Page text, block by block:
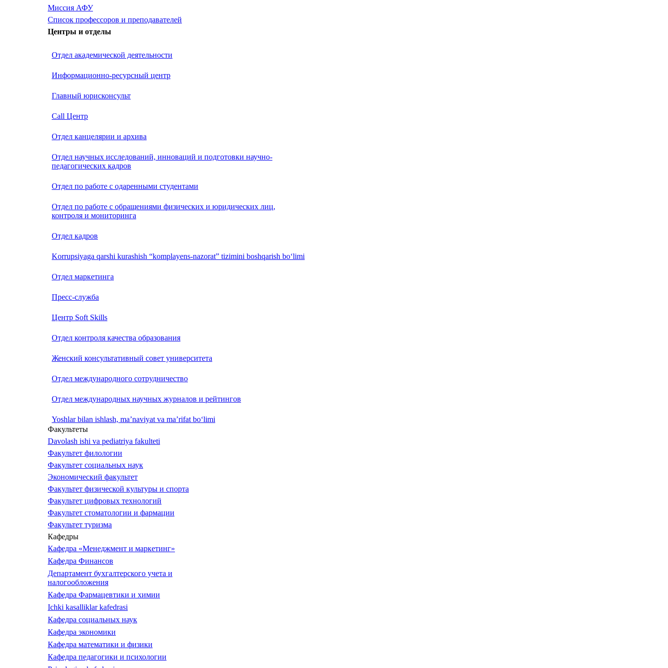
Миссия АФУ
Список профессоров и преподавателей
Центры и отделы
Отдел академической деятельности
Информационно-ресурсный центр
Главный юрисконсульт
Call Центр
Oтдел канцелярии и архива
Отдел научных исследований, инноваций и подготовки научно-
педагогических кадров
Отдел по работе с одаренными студентами
Отдел по работе с обращениями физических и юридических лиц,
контроля и мониторинга
Отдел кадров
Korrupsiyaga qarshi kurashish “komplayens-nazorat” tizimini boshqarish bo‘limi
Отдел маркетинга
Пресс-служба
Центр Soft Skills
Отдел контроля качества образования
Женский консультативный совет университета
Отдел международного сотрудничество
Отдел международных научных журналов и рейтингов
Yoshlar bilan ishlash, ma’naviyat va ma’rifat bo‘limi
Факультеты
Davolash ishi va pediatriya fakulteti
Факультет филологии
Факультет социальных наук
Экономический факультет
Факультет физической культуры и спорта
Факультет цифровых технологий
Факультет стоматологии и фармации
Факультет туризма
Кафедры
Кафедра «Менеджмент и маркетинг»
Кафедра Финансов
Департамент бухгалтерского учета и
налогообложения
Кафедра Фармацевтики и химии
Ichki kasalliklar kafedrasi
Кафедра социальных наук
Кафедра экономики
Кафедра математики и физики
Кафедра педагогики и психологии